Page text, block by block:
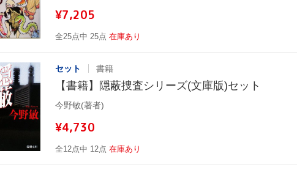
¥7,205
全25点中 25点 在庫あり
セット 書籍
【書籍】隠蔽捜査シリーズ(文庫版)セット
今野敏(著者)
¥4,730
全12点中 12点 在庫あり